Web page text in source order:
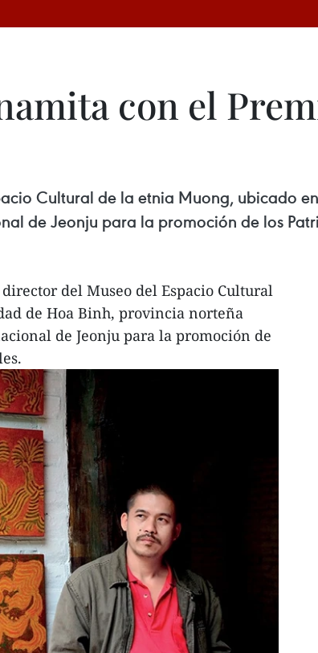
con el
Cultural de la etnia Muong, ubicado
de Jeonju para la promoción de los
del Museo del Espacio Cultural
de Hoa Binh, provincia norteña
de Jeonju para la promoción de